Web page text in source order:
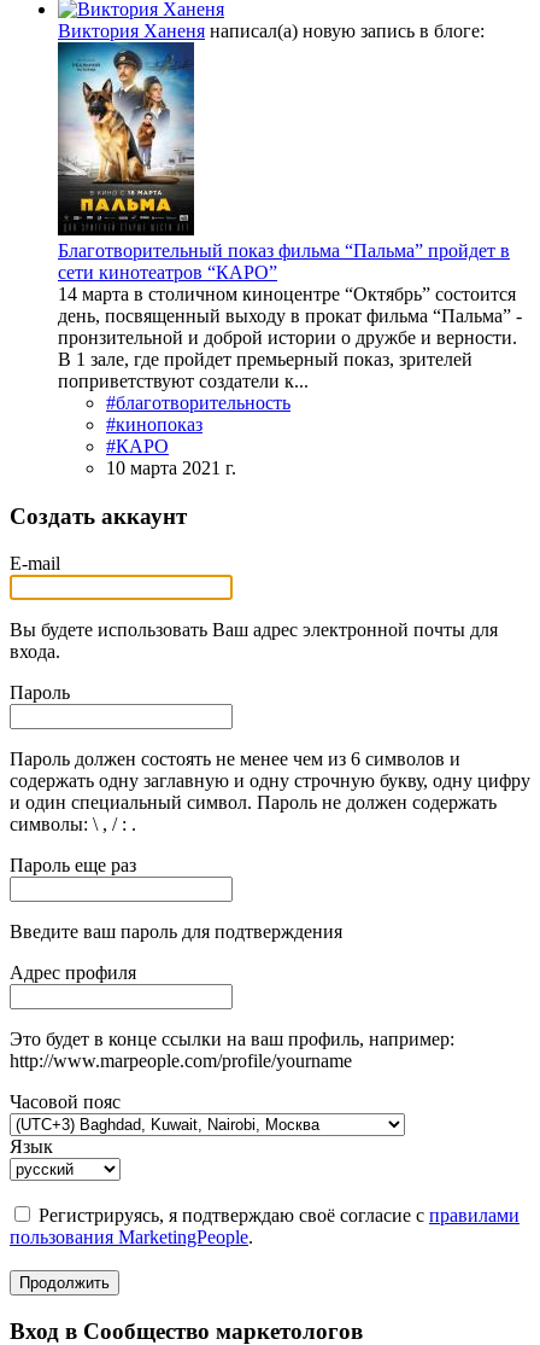
Виктория Ханеня написал(а) новую запись в блоге:
Благотворительный показ фильма “Пальма” пройдет в
сети кинотеатров “КАРО”
14 марта в столичном киноцентре “Октябрь” состоится
день, посвященный выходу в прокат фильма “Пальма” -
пронзительной и доброй истории о дружбе и верности.
В 1 зале, где пройдет премьерный показ, зрителей
поприветствуют создатели к...
#благотворительность
#кинопоказ
#КАРО
10 марта 2021 г.
Создать аккаунт
E-mail
Вы будете использовать Ваш адрес электронной почты для
входа.
Пароль
Пароль должен состоять не менее чем из 6 символов и
содержать одну заглавную и одну строчную букву, одну цифру
и один специальный символ. Пароль не должен содержать
символы: \ , / : .
Пароль еще раз
Введите ваш пароль для подтверждения
Адрес профиля
Это будет в конце ссылки на ваш профиль, например:
http://www.marpeople.com/profile/yourname
Часовой пояс
Язык
Регистрируясь, я подтверждаю своё согласие с правилами
пользования MarketingPeople.
Продолжить
Вход в Сообщество маркетологов